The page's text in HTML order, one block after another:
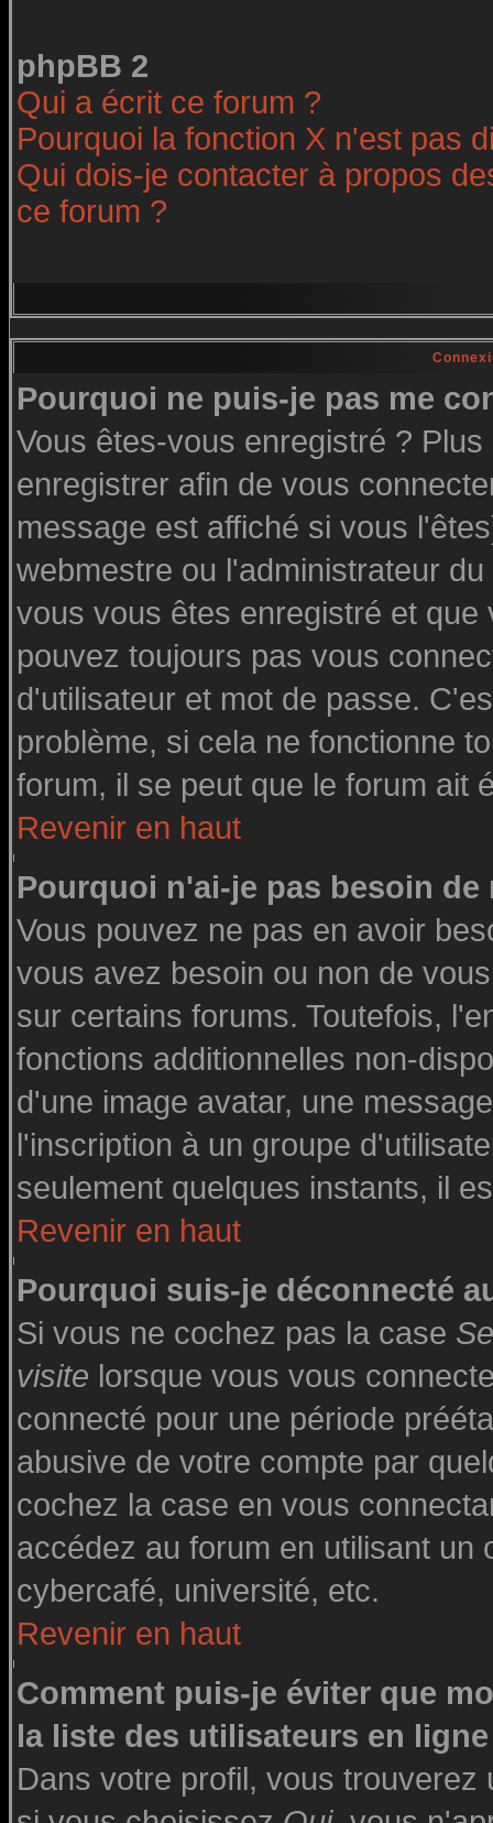
phpBB 2
Qui a écrit ce forum ?
Pourquoi la fonction X n'est pas
Qui dois-je contacter à propos
ce forum ?
Pourquoi ne puis-je pas me
Vous êtes-vous enregistré ?
enregistrer afin de vous
message est affiché si vous
webmestre ou l'administrateur
vous vous êtes enregistré et
pouvez toujours pas vous
d'utilisateur et mot de passe.
problème, si cela ne fonctionne
forum, il se peut que le forum ait
Revenir en haut
Pourquoi n'ai-je pas besoin
Vous pouvez ne pas en avoir
vous avez besoin ou non de
sur certains forums. Toutefois,
fonctions additionnelles non-
d'une image avatar, une
l'inscription à un groupe
seulement quelques instants, il
Revenir en haut
Pourquoi suis-je déconnecté
Si vous ne cochez pas la case
visite lorsque vous vous
connecté pour une période
abusive de votre compte par
cochez la case en vous
accédez au forum en utilisant un
cybercafé, université, etc.
Revenir en haut
Comment puis-je éviter que
la liste des utilisateurs en
Dans votre profil, vous trouverez